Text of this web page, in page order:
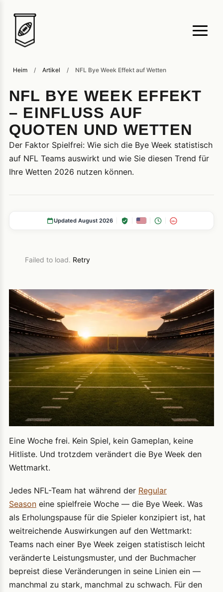
Heim / Artikel / NFL Bye Week Effekt auf Wetten
NFL BYE WEEK EFFEKT
– EINFLUSS AUF
QUOTEN UND WETTEN
Der Faktor Spielfrei: Wie sich die Bye Week statistisch
auf NFL Teams auswirkt und wie Sie diesen Trend für
Ihre Wetten 2026 nutzen können.
Updated August 2026 18+
Failed to load. Retry
Eine Woche frei. Kein Spiel, kein Gameplan, keine
Hitliste. Und trotzdem verändert die Bye Week den
Wettmarkt.
Jedes NFL-Team hat während der Regular
Seasoneine spielfreie Woche — die Bye Week. Was
als Erholungspause für die Spieler konzipiert ist, hat
weitreichende Auswirkungen auf den Wettmarkt:
Teams nach einer Bye Week zeigen statistisch leicht
veränderte Leistungsmuster, und der Buchmacher
bepreist diese Veränderungen in seine Linien ein —
manchmal zu stark, manchmal zu schwach. Für den